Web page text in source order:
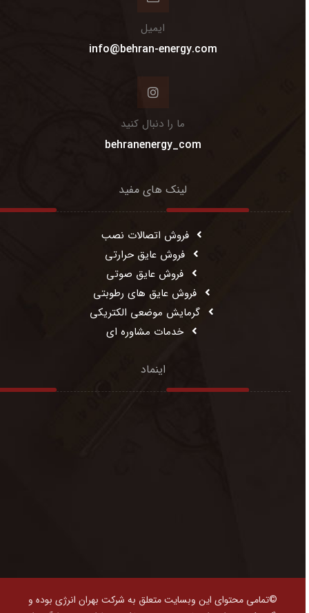
ایمیل
info@behran-energy.com
ما را دنبال کنید
behranenergy_com
لینک های مفید
فروش اتصالات نصب
فروش عایق حرارتی
فروش عایق صوتی
فروش عایق های رطوبتی
گرمایش موضعی الکتریکی
خدمات مشاوره ای
اینماد
©تمامی محتوای این وبسایت متعلق به شرکت بهران انرژی بوده و